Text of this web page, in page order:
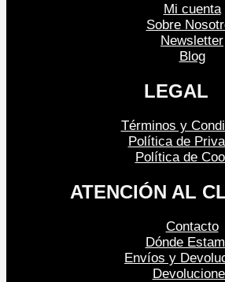
Mi cuenta
Sobre
Newsletter
Blog
LEGAL
Términos y
Política de
Política de
ATENCIÓN AL
Contacto
Dónde
Envíos y